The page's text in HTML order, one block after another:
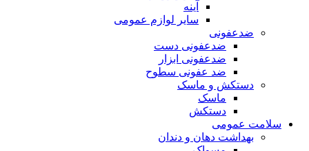
آینه
سایر لوازم عمومی
ضدعفونی
ضدعفونی دست
ضدعفونی ابزار
ضد عفونی سطوح
دستکش و ماسک
ماسک
دستکش
سلامت عمومی
بهداشت دهان و دندان